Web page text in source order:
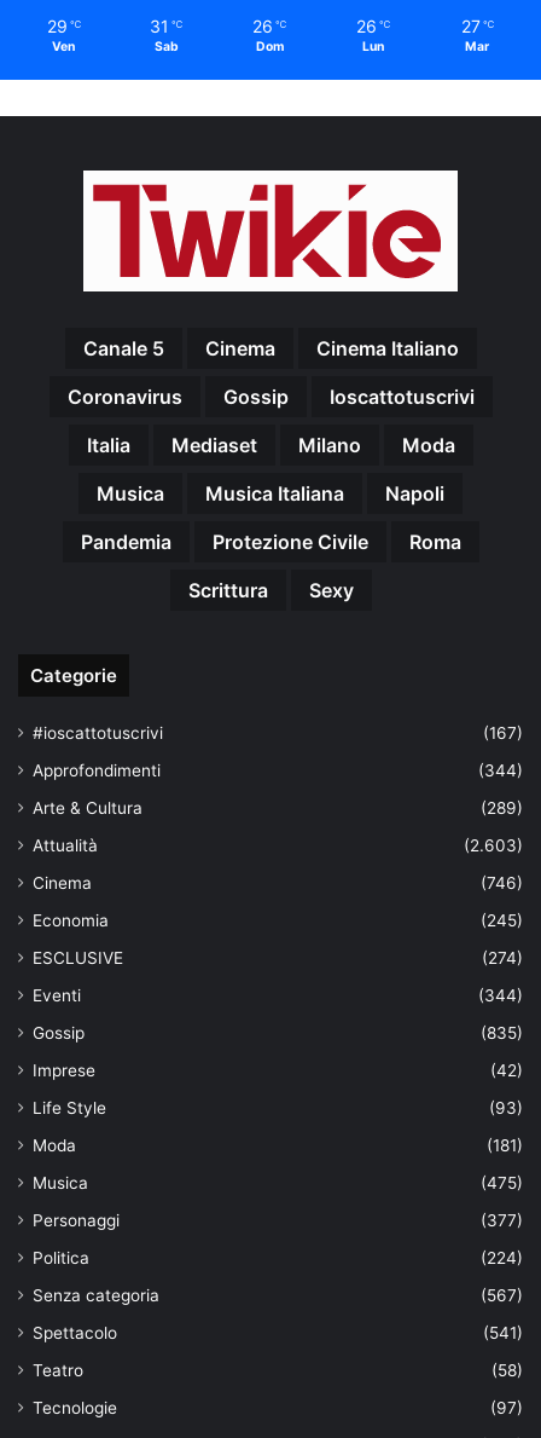
29 ℃
Ven
31 ℃
Sab
26 ℃
Dom
26 ℃
Lun
27 ℃
Mar
Canale 5 Cinema
Cinema Italiano
Coronavirus
Gossip
Ioscattotuscrivi
Italia
Mediaset Milano
Moda
Musica
Musica Italiana
Napoli
Pandemia
Protezione Civile
Roma
Scrittura
Sexy
Categorie
#ioscattotuscrivi
(167)
Approfondimenti
(344)
Arte & Cultura
(289)
Attualità
(2.603)
Cinema
(746)
Economia
(245)
ESCLUSIVE
(274)
Eventi
(344)
Gossip
(835)
Imprese
(42)
Life Style
(93)
Moda
(181)
Musica
(475)
Personaggi
(377)
Politica
(224)
Senza categoria
(567)
Spettacolo
(541)
Teatro
(58)
Tecnologie
(97)